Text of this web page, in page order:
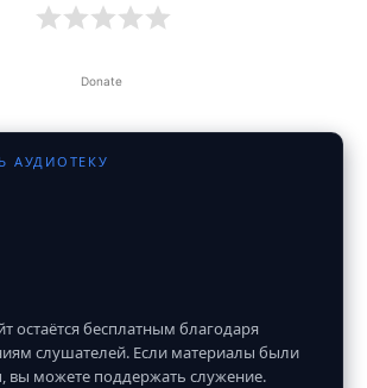
Donate
АУДИОТЕКУ
остаётся бесплатным благодаря
слушателей. Если материалы были
вы можете поддержать служение.